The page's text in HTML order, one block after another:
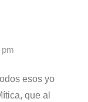
pm
esos yo
que al